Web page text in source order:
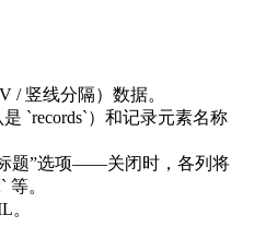
/ 竖线分隔）数据。
`records`）和记录元素名称
题”选项——关闭时，各列将
等。
。